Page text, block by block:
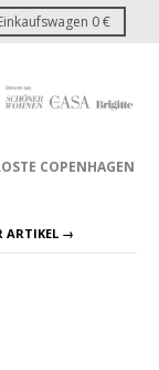
0 €
COPENHAGEN
ARTIKEL →